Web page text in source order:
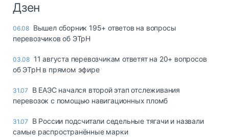
Дзен
06.08 Вышел сборник 195+ ответов на вопросы
перевозчиков об ЭТрН
03.08 11 августа перевозчикам ответят на 20+ вопросов
об ЭТрН в прямом эфире
31.07
В ЕАЭС начался второй этап отслеживания
перевозок с помощью навигационных пломб
31.07
В России подсчитали седельные тягачи и назвали
самые распространённые марки